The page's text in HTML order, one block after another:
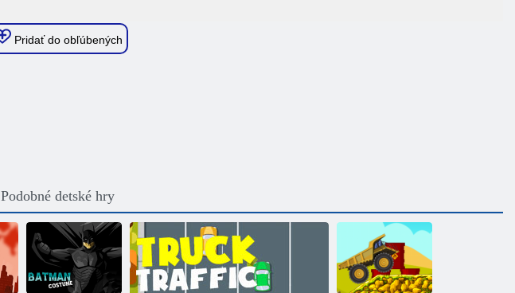
Pridať do obľúbených
Podobné detské hry